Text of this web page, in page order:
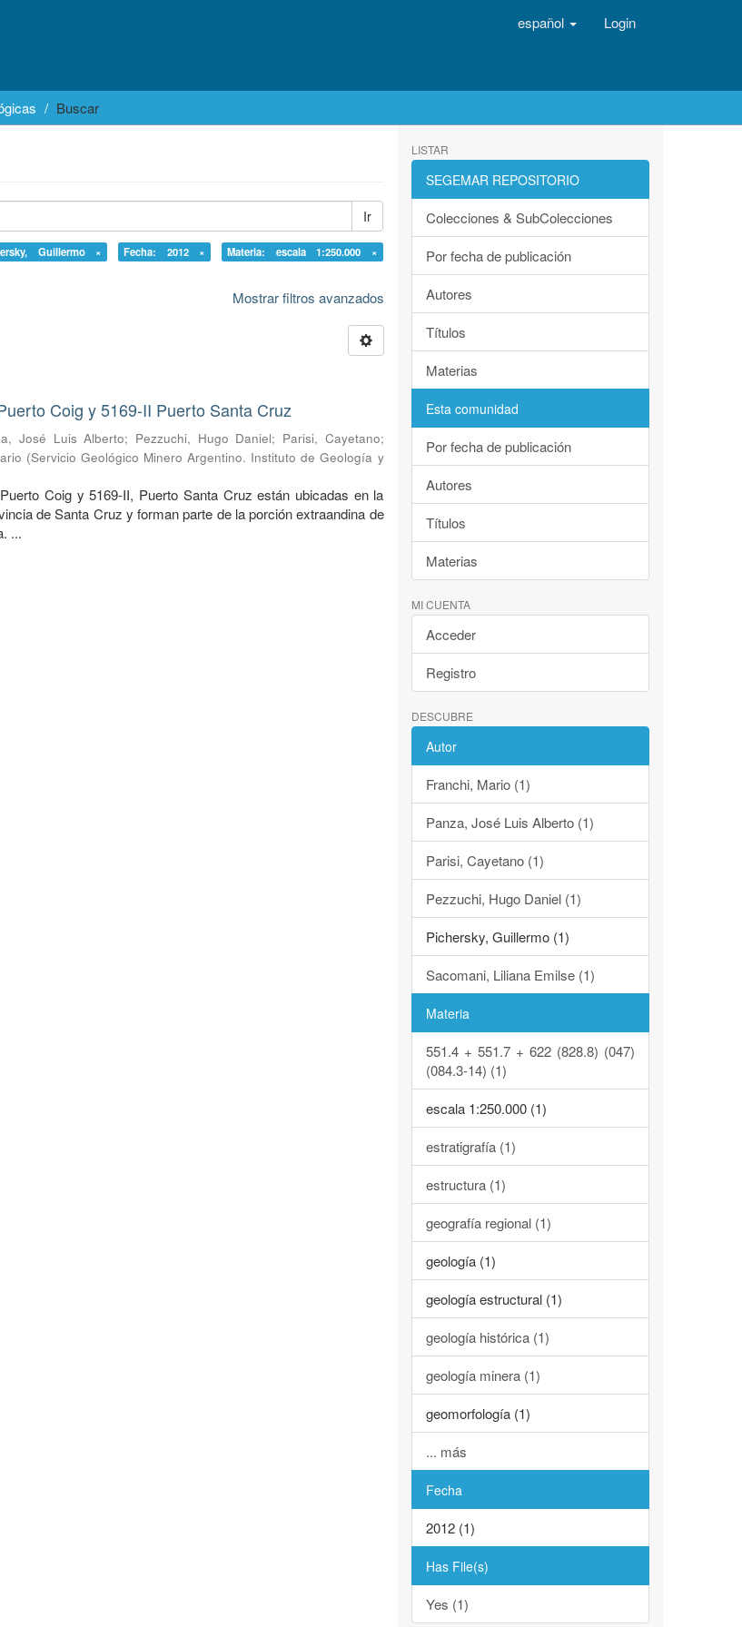
español Login
Buscar
Ir
Guillermo × Fecha: 2012 ×
Materia: escala 1:250.000 ×
Mostrar filtros avanzados
Coig y 5169-II Puerto Santa Cruz
José Luis Alberto; Pezzuchi, Hugo Daniel; Parisi, Cayetano;
(Servicio Geológico Minero Argentino. Instituto de Geología y
Coig y 5169-II, Puerto Santa Cruz están ubicadas en la
de Santa Cruz y forman parte de la porción extraandina de
...
LISTAR
SEGEMAR REPOSITORIO
Colecciones & SubColecciones
Por fecha de publicación
Autores
Títulos
Materias
Esta comunidad
Por fecha de publicación
Autores
Títulos
Materias
MI CUENTA
Acceder
Registro
DESCUBRE
Autor
Franchi, Mario (1)
Panza, José Luis Alberto (1)
Parisi, Cayetano (1)
Pezzuchi, Hugo Daniel (1)
Pichersky, Guillermo (1)
Sacomani, Liliana Emilse (1)
Materia
551.4 + 551.7 + 622 (828.8) (047)
(084.3-14) (1)
escala 1:250.000 (1)
estratigrafía (1)
estructura (1)
geografía regional (1)
geología (1)
geología estructural (1)
geología histórica (1)
geología minera (1)
geomorfología (1)
... más
Fecha
2012 (1)
Has File(s)
Yes (1)